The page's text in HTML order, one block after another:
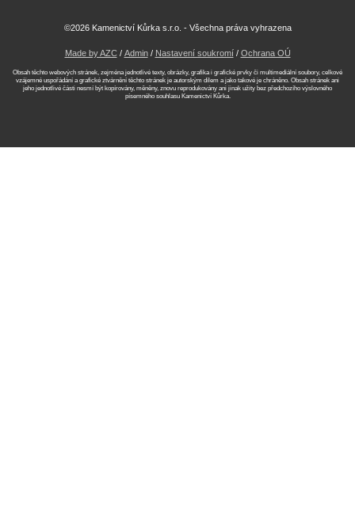
©2026 Kamenictví Kůrka s.r.o. - Všechna práva vyhrazena
Made by AZC/ Admin/ Nastavení soukromí/ Ochrana OÚ
Obsah těchto webových stránek, zejména jednotlivé texty, obrázky, grafika i grafické prvky či multimediální soubory, celkové
vzájemné uspořádání a grafické ztvárnění těchto stránek je autorským dílem a jako takové je chráněno. Obsah stránek ani
jeho jednotlivé části nesmí být kopírovány, měněny, znovu reprodukovány ani jinak užity bez předchozího výslovného
písemného souhlasu Kamenictví Kůrka.